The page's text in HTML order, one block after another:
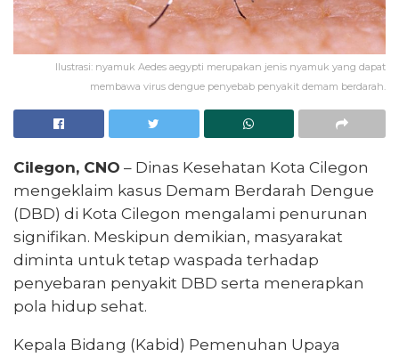
Ilustrasi: nyamuk Aedes aegypti merupakan jenis nyamuk yang dapat
membawa virus dengue penyebab penyakit demam berdarah.
Cilegon, CNO – Dinas Kesehatan Kota Cilegon
mengeklaim kasus Demam Berdarah Dengue
(DBD) di Kota Cilegon mengalami penurunan
signifikan. Meskipun demikian, masyarakat
diminta untuk tetap waspada terhadap
penyebaran penyakit DBD serta menerapkan
pola hidup sehat.
Kepala Bidang (Kabid) Pemenuhan Upaya